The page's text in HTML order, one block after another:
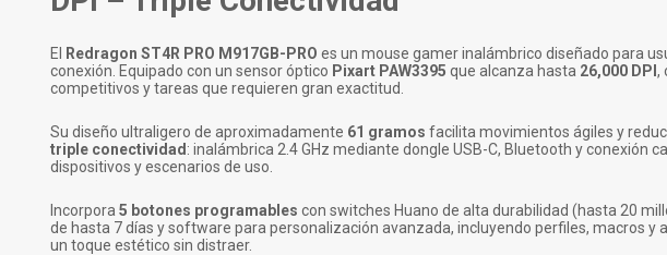
El Redragon ST4R PRO M917GB-PRO es un mouse gamer inalámbrico diseñado para
conexión. Equipado con un sensor óptico Pixart PAW3395 que alcanza hasta 26,000 DPI ,
competitivos y tareas que requieren gran exactitud.
Su diseño ultraligero de aproximadamente 61 gramos facilita movimientos ágiles y
triple conectividad : inalámbrica 2.4 GHz mediante dongle USB-C, Bluetooth y conexión
dispositivos y escenarios de uso.
Incorpora 5 botones programables con switches Huano de alta durabilidad (hasta 20
de hasta 7 días y software para personalización avanzada, incluyendo perfiles, macros y
un toque estético sin distraer.